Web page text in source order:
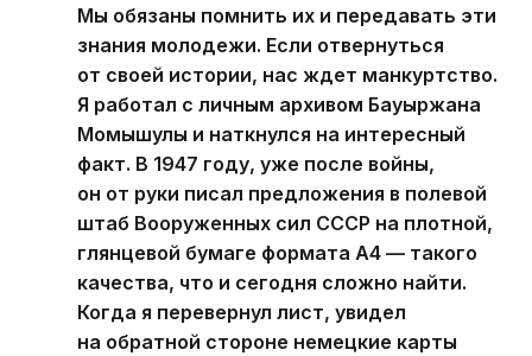
Мы обязаны помнить их и передавать эти
знания молодежи. Если отвернуться
от своей истории, нас ждет манкуртство.
Я работал с личным архивом Бауыржана
Момышулы и наткнулся на интересный
факт. В 1947 году, уже после войны,
он от руки писал предложения в полевой
штаб Вооруженных сил СССР на плотной,
глянцевой бумаге формата А4 — такого
качества, что и сегодня сложно найти.
Когда я перевернул лист, увидел
на обратной стороне немецкие карты